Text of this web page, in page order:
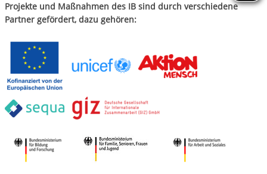
Projekte und Maßnahmen des IB sind durch verschiedene
Partner gefördert, dazu gehören: